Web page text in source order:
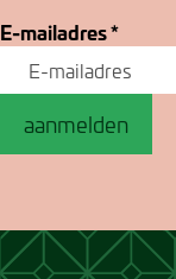
E-mailadres*
aanmelden